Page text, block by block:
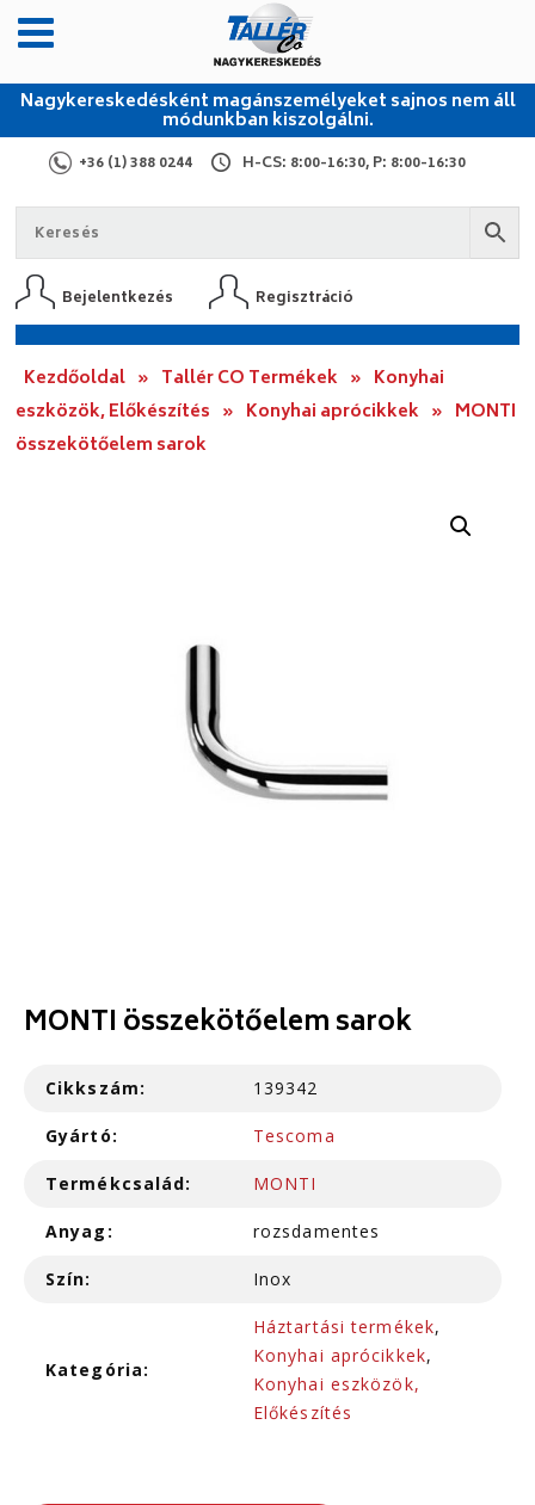
Nagykereskedésként magánszemélyeket sajnos nem áll
módunkban kiszolgálni.
+36 (1) 388 0244 H-CS: 8:00-16:30, P: 8:00-16:30
Bejelentkezés Regisztráció
Kezdőoldal » Tallér CO Termékek » Konyhai
eszközök, Előkészítés » Konyhai aprócikkek » MONTI
összekötőelem sarok
MONTI összekötőelem sarok
Cikkszám: 139342
Gyártó: Tescoma
Termékcsalád: MONTI
Anyag: rozsdamentes
Szín: Inox
Kategória:
Háztartási termékek,
Konyhai aprócikkek,
Konyhai eszközök,
Előkészítés